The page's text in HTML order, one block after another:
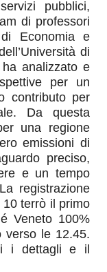
pubblici,
di professori
Economia e
di
analizzato e
per un
contributo per
Da questa
una regione
emissioni di
preciso,
e un tempo
registrazione
terrò il primo
Veneto 100%
verso le 12.45.
i dettagli e il